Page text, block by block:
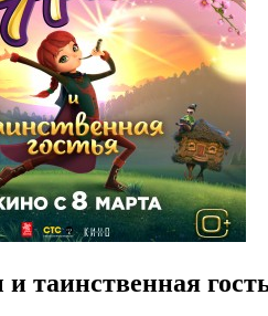
таинственная